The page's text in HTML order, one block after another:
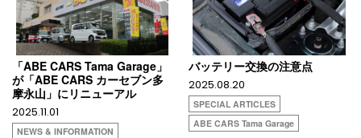
「ABE CARS Tama Garage」
が「ABE CARS カーセブン多
摩永山」にリニューアル
2025.11.01
NEWS & INFORMATION
バッテリー交換の注意点
2025.08.20
SPECIAL ARTICLES
ABE CARS Tama Garage